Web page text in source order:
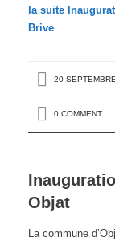
la suite
Brive
20
0 COMMENT
Objat
La commune